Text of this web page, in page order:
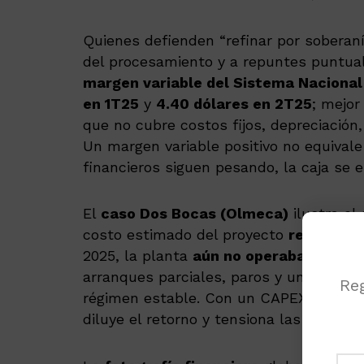
Quienes defienden “refinar por
del procesamiento y a repuntes
margen variable del Sistema
en 1T25 y 4.40 dólares en 2T25;
que no cubre costos fijos,
Un margen variable positivo no
financieros siguen pesando, la caja se
El caso Dos Bocas (Olmeca) ilustra el
costo estimado del proyecto rebasó
2025, la planta aún no operaba a su
arranques parciales, paros y una
régimen estable. Con un CAPEX de
diluye el retorno y tensiona las finanzas.